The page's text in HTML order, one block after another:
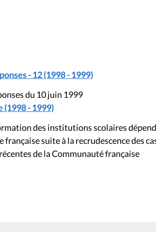
- 12 (1998 - 1999)
du 10 juin 1999
(1998 - 1999)
des institutions scolaires
suite à la recrudescence des
de la Communauté française